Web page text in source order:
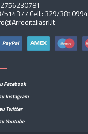
514377 Cell.: 329/3810994
Facebook
Instagram
Twitter
Youtube